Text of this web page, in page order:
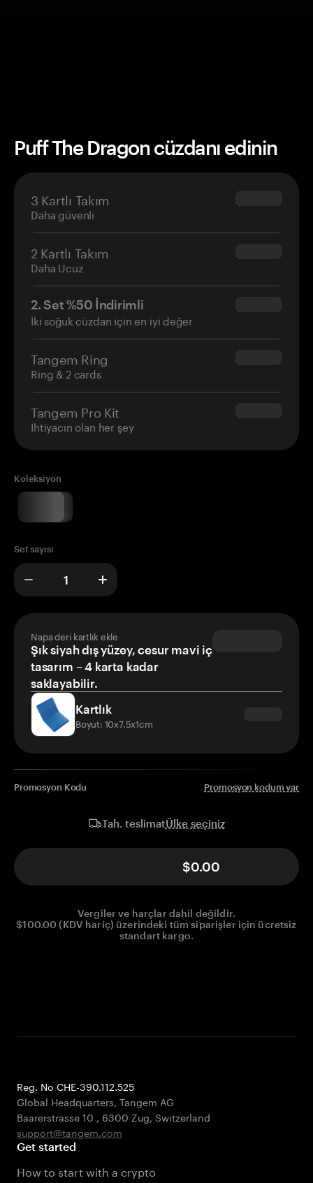
Puff The Dragon cüzdanı edinin
3 Kartlı Takım
Daha güvenli
$69.90
2 Kartlı Takım
Daha Ucuz
$54.90
2. Set %50 İndirimli
İki soğuk cüzdan için en iyi değer
$34.95
Tangem Ring
Ring & 2 cards
$160.00
Tangem Pro Kit
İhtiyacın olan her şey
$180.00
Koleksiyon
Set sayısı
Napa deri kartlık ekle
Şık siyah dış yüzey, cesur mavi iç
tasarım – 4 karta kadar
saklayabilir.
Kartlık
Boyut: 10x7.5x1cm
Promosyon Kodu Promosyon kodum var
Tah. teslimatÜlke seçiniz
$0.00
Vergiler ve harçlar dahil değildir.
$100.00 (KDV hariç) üzerindeki tüm siparişler için ücretsiz
standart kargo.
Reg. No CHE-390.112.525
Global Headquarters, Tangem AG
Baarerstrasse 10 , 6300 Zug, Switzerland
support@tangem.com
Get started
How to start with a crypto